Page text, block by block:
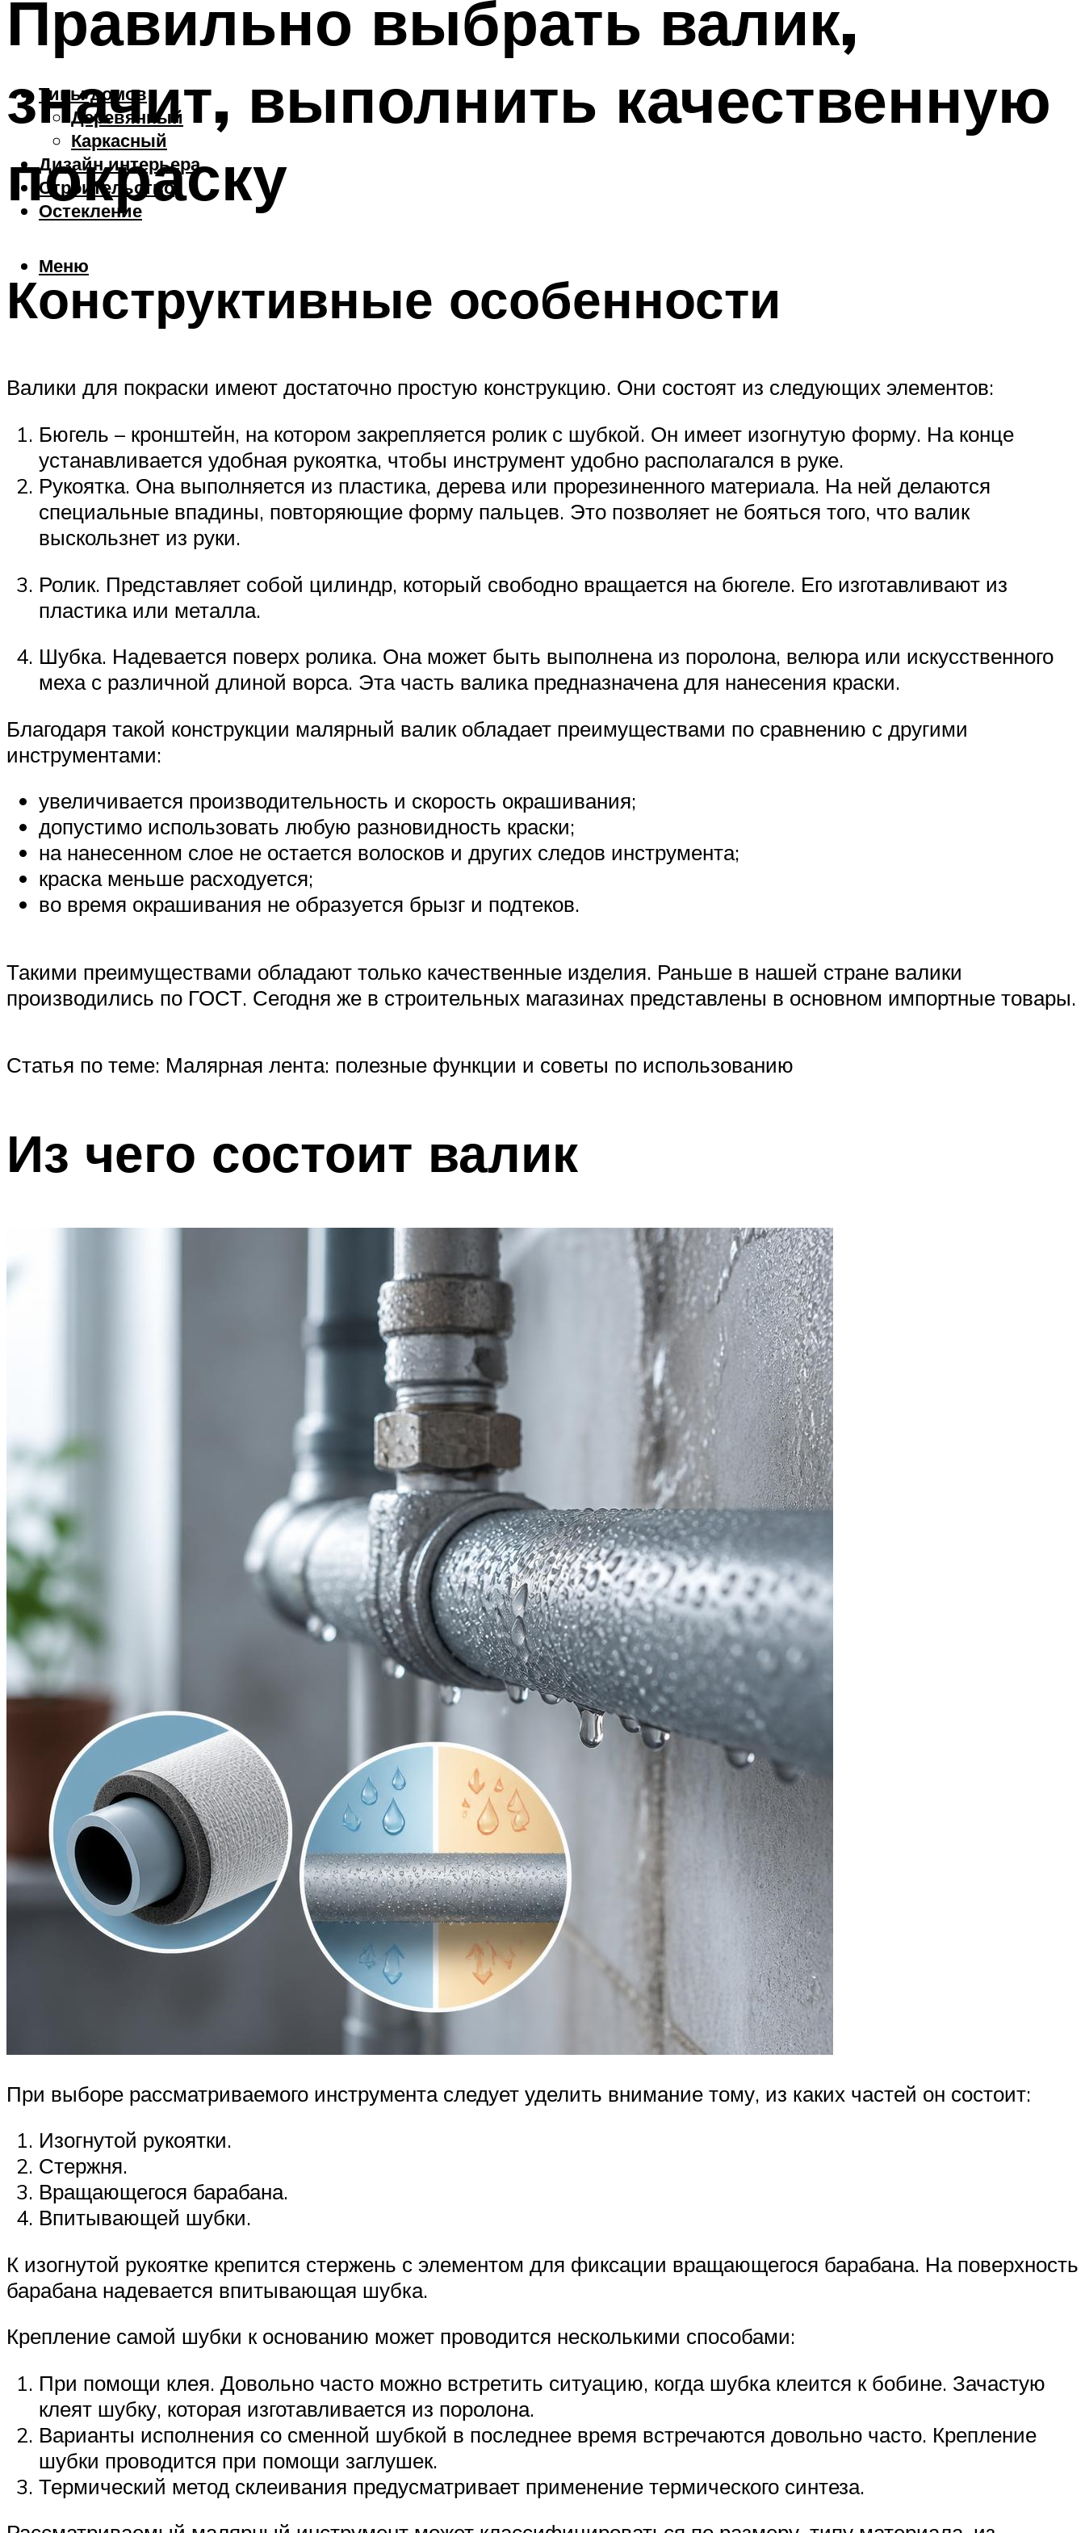
Типы домов
Деревянный
Каркасный
Дизайн интерьера
Строительство
Остекление
Меню
Правильно выбрать валик,
значит, выполнить качественную
покраску
Конструктивные особенности
Валики для покраски имеют достаточно простую конструкцию. Они состоят из следующих элементов:
Бюгель – кронштейн, на котором закрепляется ролик с шубкой. Он имеет изогнутую форму. На конце
устанавливается удобная рукоятка, чтобы инструмент удобно располагался в руке.
Рукоятка. Она выполняется из пластика, дерева или прорезиненного материала. На ней делаются
специальные впадины, повторяющие форму пальцев. Это позволяет не бояться того, что валик
выскользнет из руки.
Ролик. Представляет собой цилиндр, который свободно вращается на бюгеле. Его изготавливают из
пластика или металла.
Шубка. Надевается поверх ролика. Она может быть выполнена из поролона, велюра или искусственного
меха с различной длиной ворса. Эта часть валика предназначена для нанесения краски.
Благодаря такой конструкции малярный валик обладает преимуществами по сравнению с другими
инструментами:
увеличивается производительность и скорость окрашивания;
допустимо использовать любую разновидность краски;
на нанесенном слое не остается волосков и других следов инструмента;
краска меньше расходуется;
во время окрашивания не образуется брызг и подтеков.
Такими преимуществами обладают только качественные изделия. Раньше в нашей стране валики
производились по ГОСТ. Сегодня же в строительных магазинах представлены в основном импортные товары.
Статья по теме: Малярная лента: полезные функции и советы по использованию
Из чего состоит валик
При выборе рассматриваемого инструмента следует уделить внимание тому, из каких частей он состоит:
Изогнутой рукоятки.
Стержня.
Вращающегося барабана.
Впитывающей шубки.
К изогнутой рукоятке крепится стержень с элементом для фиксации вращающегося барабана. На поверхность
барабана надевается впитывающая шубка.
Крепление самой шубки к основанию может проводится несколькими способами:
При помощи клея. Довольно часто можно встретить ситуацию, когда шубка клеится к бобине. Зачастую
клеят шубку, которая изготавливается из поролона.
Варианты исполнения со сменной шубкой в последнее время встречаются довольно часто. Крепление
шубки проводится при помощи заглушек.
Термический метод склеивания предусматривает применение термического синтеза.